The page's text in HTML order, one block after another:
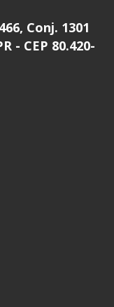
Conj. 1301
- CEP 80.420-